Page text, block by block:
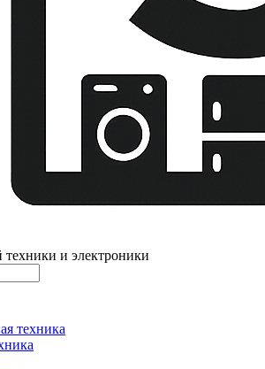
техники и электроники
техника